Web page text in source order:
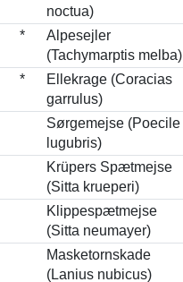
noctua)
*
Alpesejler
(Tachymarptis melba)
*
Ellekrage (Coracias
garrulus)
Sørgemejse (Poecile
lugubris)
Krüpers Spætmejse
(Sitta krueperi)
Klippespætmejse
(Sitta neumayer)
Masketornskade
(Lanius nubicus)